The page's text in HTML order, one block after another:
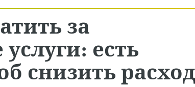
за
есть
снизить